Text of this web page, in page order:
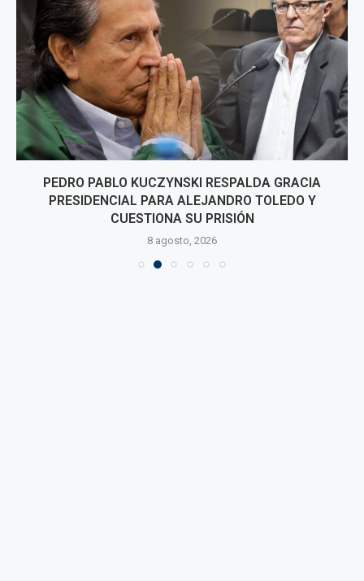
PEDRO PABLO KUCZYNSKI RESPALDA GRACIA
PRESIDENCIAL PARA ALEJANDRO TOLEDO Y
CUESTIONA SU PRISIÓN
8 agosto, 2026